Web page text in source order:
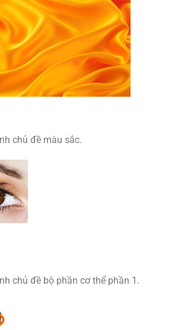
chủ đề màu sắc.
chủ đề bộ phần cơ thể phần 1.